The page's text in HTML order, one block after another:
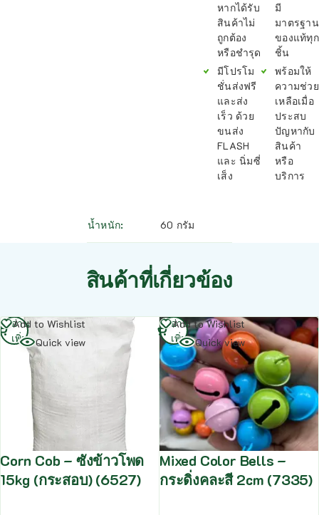
หากได้รับ
สินค้าไม่
ถูกต้อง
หรือชำรุด
มีโปรโม
ชั่นส่งฟรี
และส่ง
เร็ว ด้วย
ขนส่ง
FLASH
และ นิ่มซี่
เส็ง
มี
มาตรฐาน
ของแท้ทุก
ชิ้น
พร้อมให้
ความช่วย
เหลือเมื่อ
ประสบ
ปัญหากับ
สินค้า
หรือ
บริการ
น้ำหนัก 60 กรัม
สินค้าที่เกี่ยวข้อง
Add to Wishlist
Quick view
Corn Cob – ซังข้าวโพด
15kg (กระสอบ) (6527)
อ่าน
เพิ่ม
Add to Wishlist
Quick view
Mixed Color Bells –
กระดิ่งคละสี 2cm (7335)
อ่าน
เพิ่ม